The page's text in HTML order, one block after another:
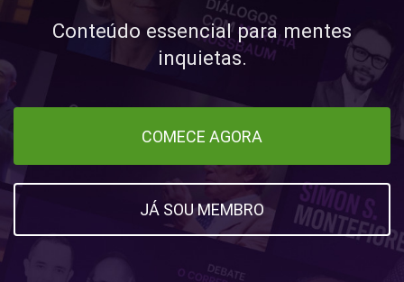
Conteúdo essencial para mentes
inquietas.
COMECE AGORA
JÁ SOU MEMBRO